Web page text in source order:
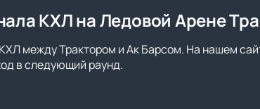
КХЛ на Ледовой Арене
между Трактором и Ак Барсом. На нашем
в следующий раунд.